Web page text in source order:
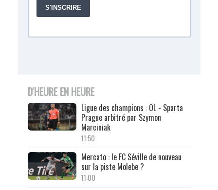
D'HEURE EN HEURE
Ligue des champions : OL - Sparta
Prague arbitré par Szymon
Marciniak
11:50
Mercato : le FC Séville de nouveau
sur la piste Molebe ?
11:00